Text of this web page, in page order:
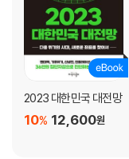
2023 대한민국 대전망
12,600원
10%